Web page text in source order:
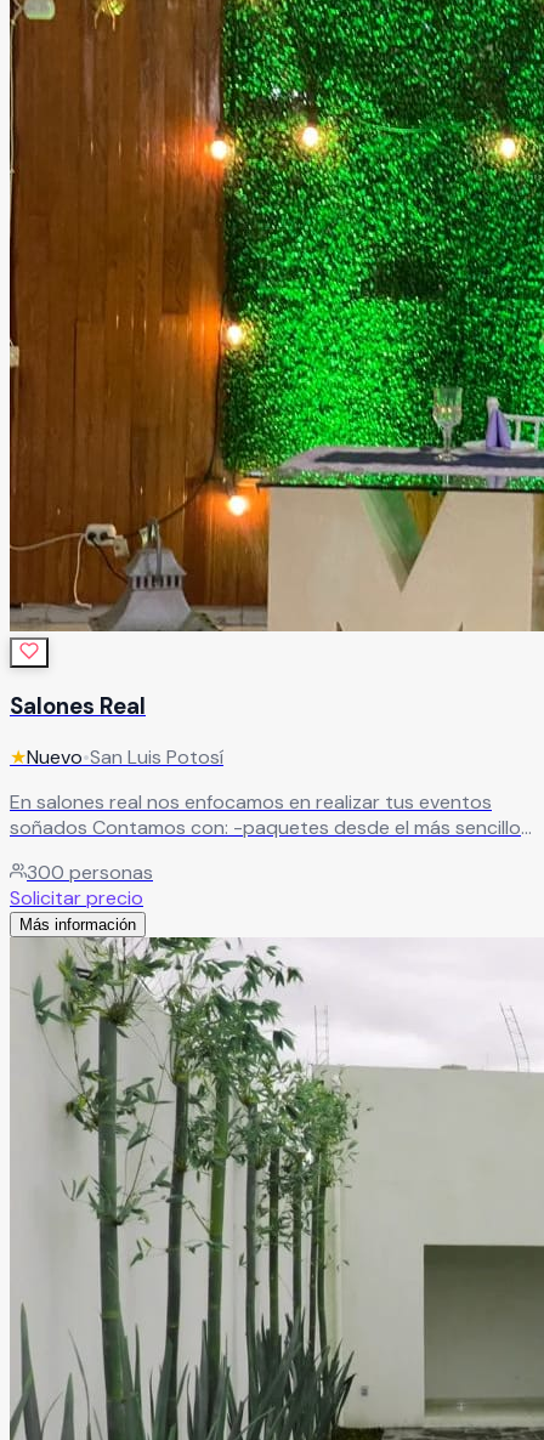
Salones Real
★Nuevo•San Luis Potosí
En salones real nos enfocamos en realizar tus eventos
soñados Contamos con: -paquetes desde el más sencillo
ceremonias, -sonido -y cosas unicas Mandamos dm y
conócenosLeer más
300 personas
Solicitar precio
Más información